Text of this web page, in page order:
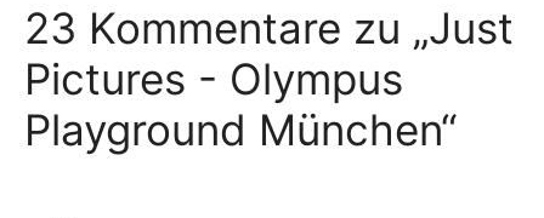
23 Kommentare zu „Just
Pictures - Olympus
Playground München“